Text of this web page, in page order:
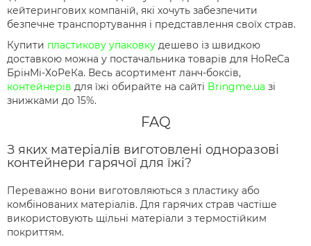
кейтерингових компаній, які хочуть забезпечити
безпечне транспортування і представлення своїх страв.
Купити пластикову упаковку дешево із швидкою
доставкою можна у постачальника товарів для HoReCa
БрінМі-ХоРеКа. Весь асортимент ланч-боксів,
контейнерів для їжі обирайте на сайті Bringme.ua зі
знижками до 15%.
FAQ
З яких матеріалів виготовлені одноразові
контейнери гарячої для їжі?
Переважно вони виготовляються з пластику або
комбінованих матеріалів. Для гарячих страв частіше
використовують щільні матеріали з термостійким
покриттям.